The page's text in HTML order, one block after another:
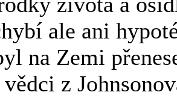
ale ani
na Zemi
z